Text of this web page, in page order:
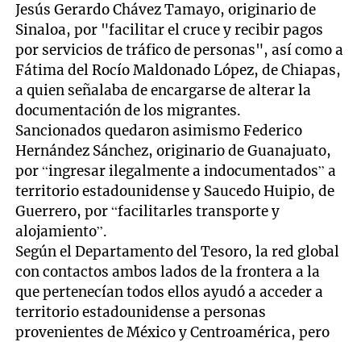
Jesús Gerardo Chávez Tamayo, originario de
Sinaloa, por "facilitar el cruce y recibir pagos
por servicios de tráfico de personas", así como a
Fátima del Rocío Maldonado López, de Chiapas,
a quien señalaba de encargarse de alterar la
documentación de los migrantes.
Sancionados quedaron asimismo Federico
Hernández Sánchez, originario de Guanajuato,
por “ingresar ilegalmente a indocumentados” a
territorio estadounidense y Saucedo Huipio, de
Guerrero, por “facilitarles transporte y
alojamiento”.
Según el Departamento del Tesoro, la red global
con contactos ambos lados de la frontera a la
que pertenecían todos ellos ayudó a acceder a
territorio estadounidense a personas
provenientes de México y Centroamérica, pero